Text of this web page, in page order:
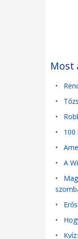
Most
•
•
•
• 100
•
• A
•
•
•
•